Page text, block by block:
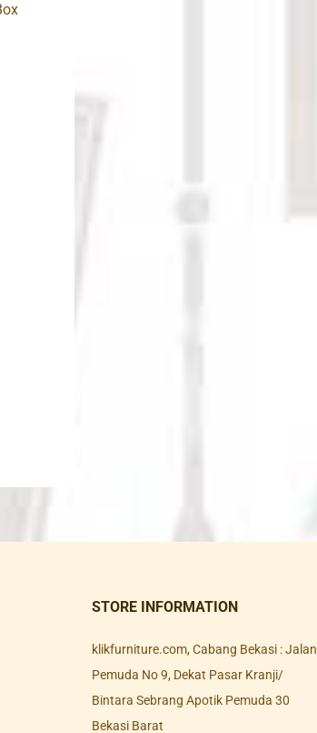
STORE INFORMATION
klikfurniture.com, Cabang Bekasi : Jalan
Pemuda No 9, Dekat Pasar Kranji/
Bintara Sebrang Apotik Pemuda 30
Bekasi Barat